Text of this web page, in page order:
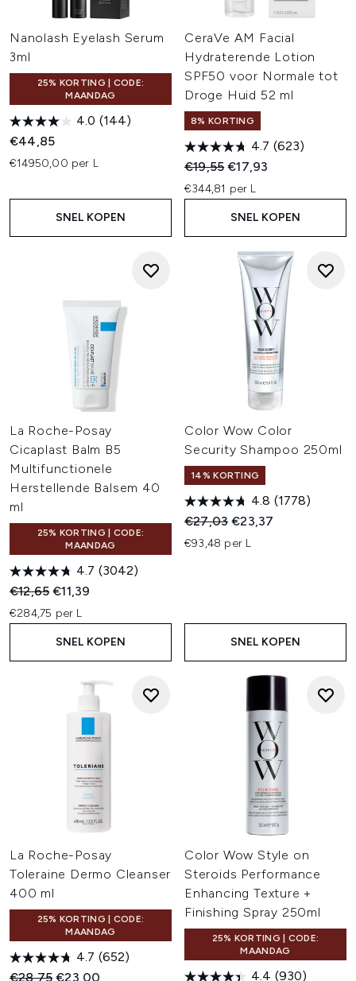
Nanolash Eyelash Serum
3ml
25% KORTING | CODE:
MAANDAG
4.0 (144)
€44,85
€14950,00 per L
SNEL KOPEN
CeraVe AM Facial
Hydraterende Lotion
SPF50 voor Normale tot
Droge Huid 52 ml
8% KORTING
4.7 (623)
Recommended Retail Price:
€19,55Huidige prijs:
€17,93
€344,81 per L
SNEL KOPEN
La Roche-Posay
Cicaplast Balm B5
Multifunctionele
Herstellende Balsem 40
ml
25% KORTING | CODE:
MAANDAG
4.7 (3042)
Recommended Retail Price:
€12,65Huidige prijs:
€11,39
€284,75 per L
SNEL KOPEN
Color Wow Color
Security Shampoo 250ml
14% KORTING
4.8 (1778)
Recommended Retail Price:
€27,03Huidige prijs:
€23,37
€93,48 per L
SNEL KOPEN
La Roche-Posay
Toleraine Dermo Cleanser
400 ml
25% KORTING | CODE:
MAANDAG
4.7 (652)
Recommended Retail Price:
€28,75Huidige prijs:
€23,00
Color Wow Style on
Steroids Performance
Enhancing Texture +
Finishing Spray 250ml
25% KORTING | CODE:
MAANDAG
4.4 (930)